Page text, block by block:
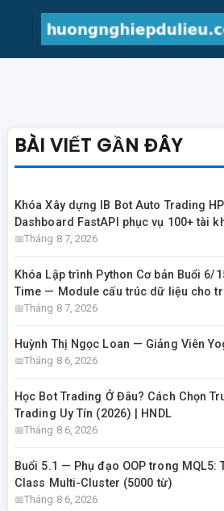
BÀI VIẾT GẦN ĐÂY
Khóa Xây dựng IB Bot Auto Trading
Dashboard FastAPI phục vụ 100+ tài
Tháng 8 7, 2026
Khóa Lập trình Python Cơ bản Buổi 6/
Time — Module cấu trúc dữ liệu cho
Tháng 8 7, 2026
Huỳnh Thị Ngọc Loan — Giảng Viên
Tháng 8 6, 2026
Học Bot Trading Ở Đâu? Cách Chọn
Trading Uy Tín (2026) | HNDL
Tháng 8 6, 2026
Buổi 5.1 — Phụ đạo OOP trong MQL5:
Class Multi-Cluster (5000 từ)
Tháng 8 6, 2026